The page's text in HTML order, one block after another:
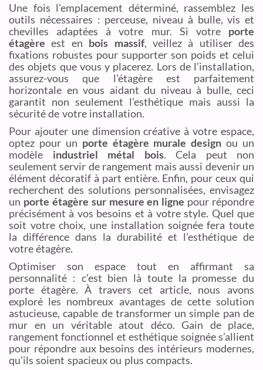
Une fois l’emplacement déterminé, rassemblez les
outils nécessaires : perceuse, niveau à bulle, vis et
chevilles adaptées à votre mur. Si votre porte
étagère est en bois massif, veillez à utiliser des
fixations robustes pour supporter son poids et celui
des objets que vous y placerez. Lors de l’installation,
assurez-vous que l’étagère est parfaitement
horizontale en vous aidant du niveau à bulle, ceci
garantit non seulement l’esthétique mais aussi la
sécurité de votre installation.
Pour ajouter une dimension créative à votre espace,
optez pour un porte étagère murale design ou un
modèle industriel métal bois. Cela peut non
seulement servir de rangement mais aussi devenir un
élément décoratif à part entière. Enfin, pour ceux qui
recherchent des solutions personnalisées, envisagez
un porte étagère sur mesure en ligne pour répondre
précisément à vos besoins et à votre style. Quel que
soit votre choix, une installation soignée fera toute
la différence dans la durabilité et l’esthétique de
votre étagère.
Optimiser son espace tout en affirmant sa
personnalité : c’est bien là toute la promesse du
porte étagère. À travers cet article, nous avons
exploré les nombreux avantages de cette solution
astucieuse, capable de transformer un simple pan de
mur en un véritable atout déco. Gain de place,
rangement fonctionnel et esthétique soignée s’allient
pour répondre aux besoins des intérieurs modernes,
qu’ils soient spacieux ou plus compacts.